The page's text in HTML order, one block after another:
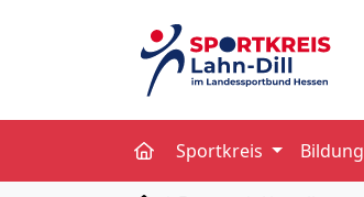
Sportkreis Bildung